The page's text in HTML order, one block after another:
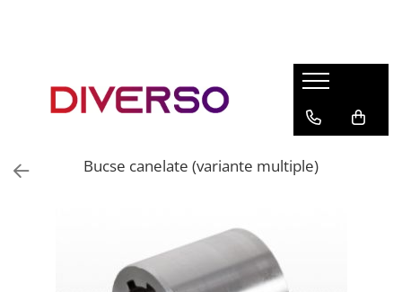
ASA
Bucse canelate (variante multiple)